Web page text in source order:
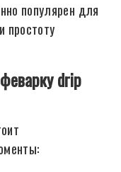
популярен для
простоту
drip